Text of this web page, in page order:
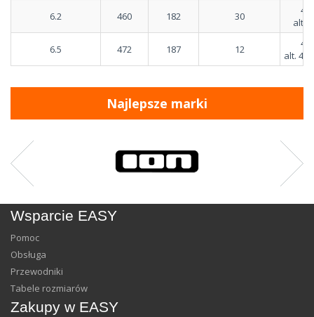
6.2 460 182 30
alt.
6.5 472 187 12
alt.
Najlepsze marki
Wsparcie EASY
Pomoc
Obsługa
Przewodniki
Tabele rozmiarów
Zakupy w EASY